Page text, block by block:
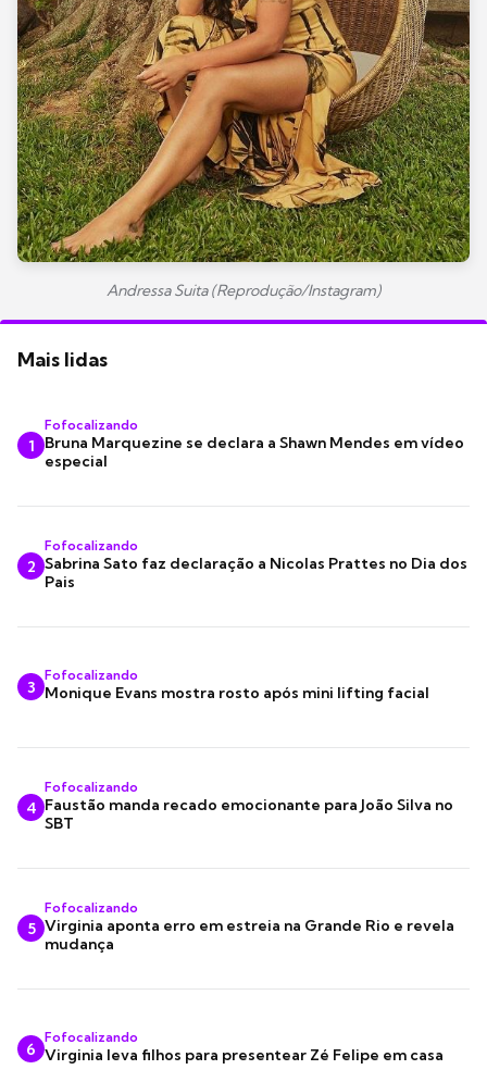
Andressa Suita (Reprodução/Instagram)
Mais lidas
1
Fofocalizando
Bruna Marquezine se declara a Shawn Mendes em vídeo
especial
2
Fofocalizando
Sabrina Sato faz declaração a Nicolas Prattes no Dia dos
Pais
3
Fofocalizando
Monique Evans mostra rosto após mini lifting facial
4
Fofocalizando
Faustão manda recado emocionante para João Silva no
SBT
5
Fofocalizando
Virginia aponta erro em estreia na Grande Rio e revela
mudança
6
Fofocalizando
Virginia leva filhos para presentear Zé Felipe em casa